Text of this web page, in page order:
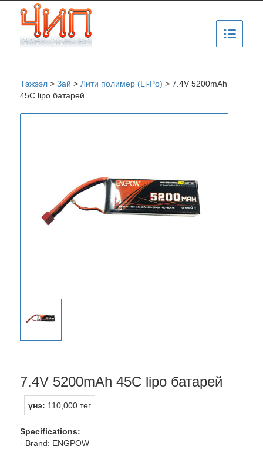
Тэжээл> Зай > Лити полимер (Li-Po) > 7.4V 5200mAh
45C lipo батарей
7.4V 5200mAh 45C lipo батарей
үнэ: 110,000 төг
Specifications:
- Brand: ENGPOW